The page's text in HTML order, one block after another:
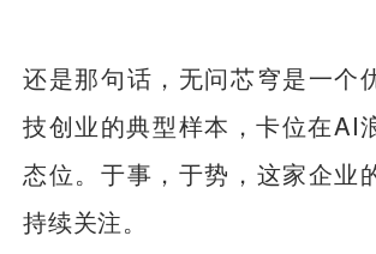
还是那句话，无问芯穹是一个
技创业的典型样本，卡位在AI
态位。于事，于势，这家企业
持续关注。